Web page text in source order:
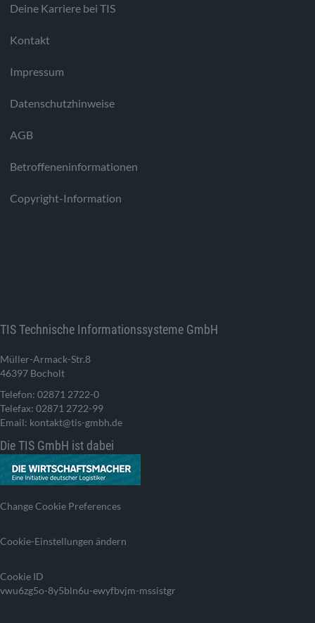
Deine Karriere bei TIS
Kontakt
Impressum
Datenschutzhinweise
AGB
Betroffeneninformationen
Copyright-Information
TIS Technische Informationssysteme GmbH
Müller-Armack-Str.8
46397 Bocholt
Telefon: 02871 2722-0
Telefax: 02871 2722-99
Email: kontakt@tis-gmbh.de
Die TIS GmbH ist dabei
Change Cookie Preferences
Cookie-Einstellungen ändern
Cookie ID
vwu6zg5o-8y5bln6u-ewyfbvjm-mssistgr